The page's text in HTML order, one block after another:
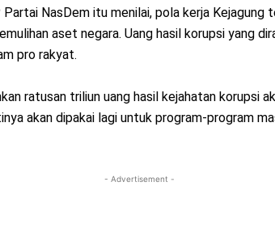
Partai NasDem itu menilai, pola kerja Kejagung
aset negara. Uang hasil korupsi yang
pro rakyat.
ratusan triliun uang hasil kejahatan korupsi
akan dipakai lagi untuk program-program
- Advertisement -